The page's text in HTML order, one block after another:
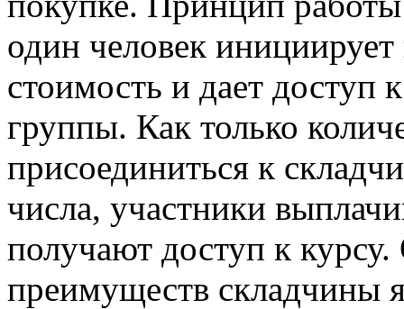
один человек инициирует
стоимость и дает доступ
группы. Как только
присоединиться к
числа, участники
получают доступ к
преимуществ складчины